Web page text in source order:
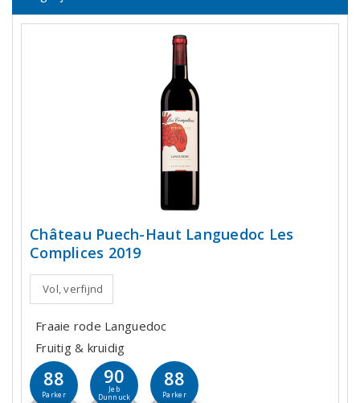
Château Puech-Haut Languedoc Les
Complices 2019
Vol, verfijnd
Fraaie rode Languedoc
Fruitig & kruidig
88
Parker
90
Jeb
Dunnuck
88
Parker